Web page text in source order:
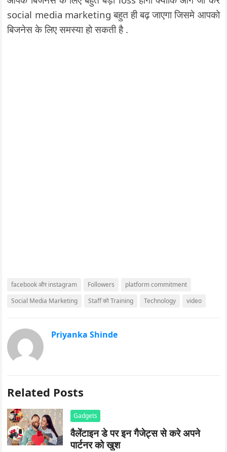
social media marketing बहुत ही बढ़ जाएगा जिसमे आपको
बिजनेस के लिए समस्या हो सकती है .
facebook और instagram Followers
platform commitment
Social Media Marketing
Staff को Training Technology video
Priyanka Shinde
Related Posts
Gadgets
वैलेंटाइन डे पर इन गैजेट्स से करे अपने
पार्टनर को खुश